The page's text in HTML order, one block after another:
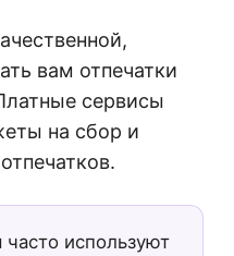
вам отпечатки
сервисы
на сбор и
используют